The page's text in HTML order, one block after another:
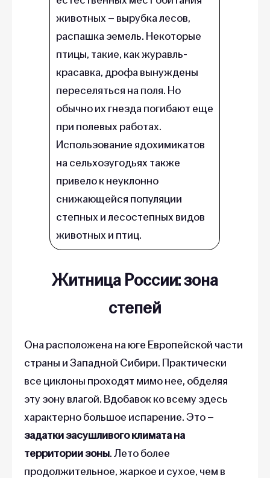
животных – вырубка лесов,
распашка земель. Некоторые
птицы, такие, как журавль-
красавка, дрофа вынуждены
переселяться на поля. Но
обычно их гнезда погибают еще
при полевых работах.
Использование ядохимикатов
на сельхозугодьях также
привело к неуклонно
снижающейся популяции
степных и лесостепных видов
животных и птиц.
Житница России: зона
степей
Она расположена на юге Европейской части
страны и Западной Сибири. Практически
все циклоны проходят мимо нее, обделяя
эту зону влагой. Вдобавок ко всему здесь
характерно большое испарение. Это –
задатки засушливого климата на
территории зоны. Лето более
продолжительное, жаркое и сухое, чем в